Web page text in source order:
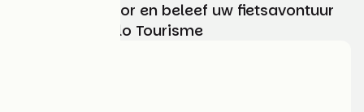
Kies, bereid voor en beleef uw fietsavontuur
met France Vélo Tourisme